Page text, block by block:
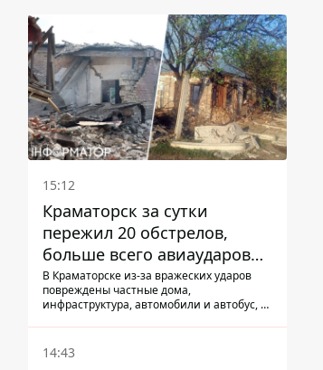
15:12
Краматорск за сутки
пережил 20 обстрелов,
больше всего авиаударов
КАБ-250
В Краматорске из-за вражеских ударов
повреждены частные дома,
инфраструктура, автомобили и автобус, а
14:43